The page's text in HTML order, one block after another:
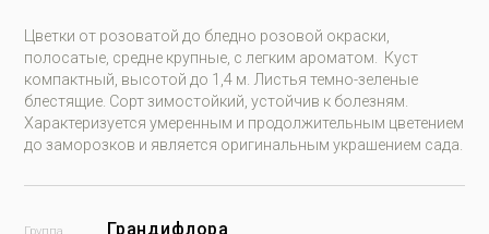
Цвeтки от розоватой до бледно розовой окраски,
полосатые, средне крупные, с легким ароматом. Куст
компактный, высотой до 1,4 м. Листья темно-зеленые
блестящие. Сорт зимостойкий, устойчив к болезням.
Характеризуется умеренным и продолжительным цветением
до заморозков и является оригинальным украшением сада.
Грандифлора